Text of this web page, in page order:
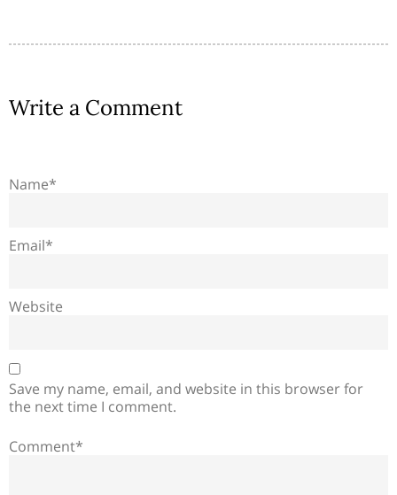
Write a Comment
Name*
Email*
Website
Save my name, email, and website in this browser for
the next time I comment.
Comment*